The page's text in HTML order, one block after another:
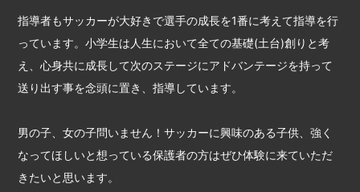
指導者もサッカーが大好きで選手の成長を1番に考えて指導を行
っています。小学生は人生において全ての基礎(土台)創りと考
え、心身共に成長して次のステージにアドバンテージを持って
送り出す事を念頭に置き、指導しています。
男の子、女の子問いません！サッカーに興味のある子供、強く
なってほしいと想っている保護者の方はぜひ体験に来ていただ
きたいと思います。